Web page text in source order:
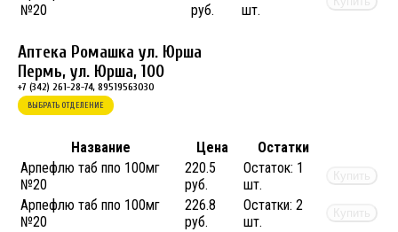
№20
руб.
шт.
Аптека Ромашка ул. Юрша
Пермь, ул. Юрша, 100
+7 (342) 261-28-74, 89519563030
ВЫБРАТЬ ОТДЕЛЕНИЕ
Название Цена
Остатки
Арпефлю таб ппо 100мг
№20
220.5
руб.
Остаток: 1
шт.
Купить
Арпефлю таб ппо 100мг
№20
226.8
руб.
Остатки: 2
шт.
Купить